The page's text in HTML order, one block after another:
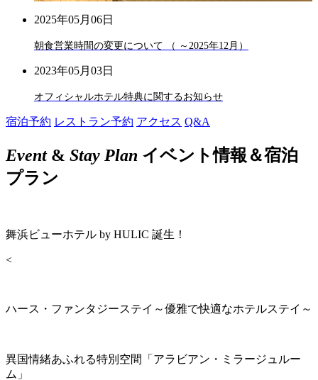
2025年05月06日
朝食営業時間の変更について （ ～2025年12月）
2023年05月03日
オフィシャルホテル特典に関するお知らせ
宿泊予約 レストラン予約 アクセス Q&A
Event& Stay Plan イベント情報＆宿泊
プラン
舞浜ビューホテル by HULIC 誕生！
<
ハース・ファンタジーステイ～優雅で快適なホテルステイ～
異国情緒あふれる特別空間「アラビアン・ミラージュルー
ム」